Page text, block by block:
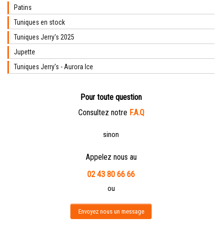
Patins
Tuniques en stock
Tuniques Jerry's 2025
Jupette
Tuniques Jerry's - Aurora Ice
Pour toute question
Consultez notre F.A.Q
sinon
Appelez nous au
02 43 80 66 66
ou
Envoyez nous un message